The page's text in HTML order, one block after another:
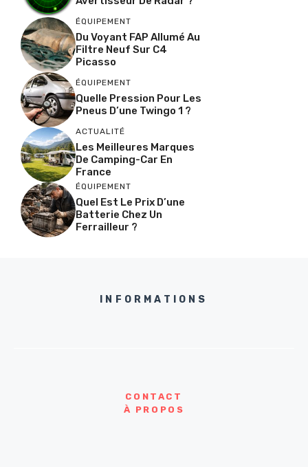
ÉQUIPEMENT
Du Voyant FAP Allumé Au
Filtre Neuf Sur C4
Picasso
ÉQUIPEMENT
Quelle Pression Pour Les
Pneus D’une Twingo 1 ?
ACTUALITÉ
Les Meilleures Marques
De Camping-Car En
France
ÉQUIPEMENT
Quel Est Le Prix D’une
Batterie Chez Un
Ferrailleur ?
INFORMATIONS
CONTACT
À PROPOS